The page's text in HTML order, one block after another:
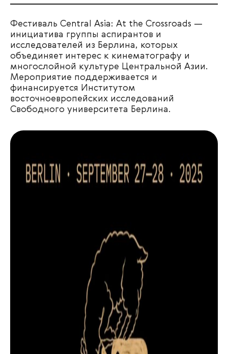
Фестиваль Central Asia: At the Crossroads —
инициатива группы аспирантов и
исследователей из Берлина, которых
объединяет интерес к кинематографу и
многослойной культуре Центральной Азии.
Мероприятие поддерживается и
финансируется Институтом
восточноевропейских исследований
Свободного университета Берлина.